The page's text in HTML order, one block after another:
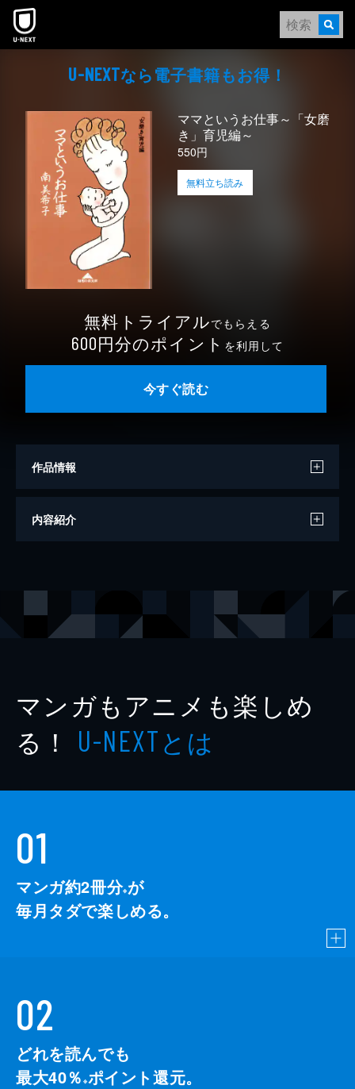
本文へスキップ
U-NEXTなら電⼦書籍もお得！
ママというお仕事～「女磨
き」育児編～
550円
無料立ち読み
無料トライアルでもらえる
600円分のポイント を利用して
今すぐ読む
作品情報
著者
内容紹介
マンガもアニメも楽しめ
る！ U-NEXTとは
01
マンガ約2冊分※が
毎月タダで楽しめる。
02
どれを読んでも
最大40％ ※ポイント還元。